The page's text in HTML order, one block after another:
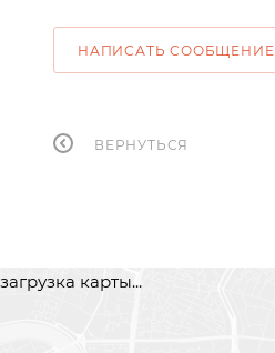
НАПИСАТЬ СООБЩЕНИЕ
ВЕРНУТЬСЯ
загрузка карты...